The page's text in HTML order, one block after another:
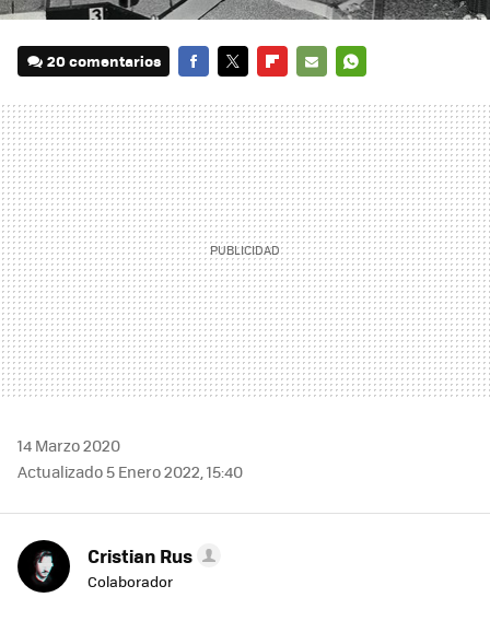
20 comentarios
MAIL
14 Marzo 2020
Actualizado 5 Enero 2022, 15:40
Cristian Rus
Colaborador